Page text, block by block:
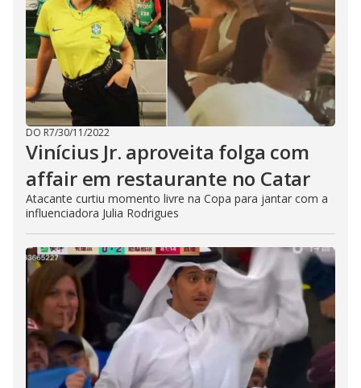
DO R7/30/11/2022
Vinícius Jr. aproveita folga com
affair em restaurante no Catar
Atacante curtiu momento livre na Copa para jantar com a
influenciadora Julia Rodrigues